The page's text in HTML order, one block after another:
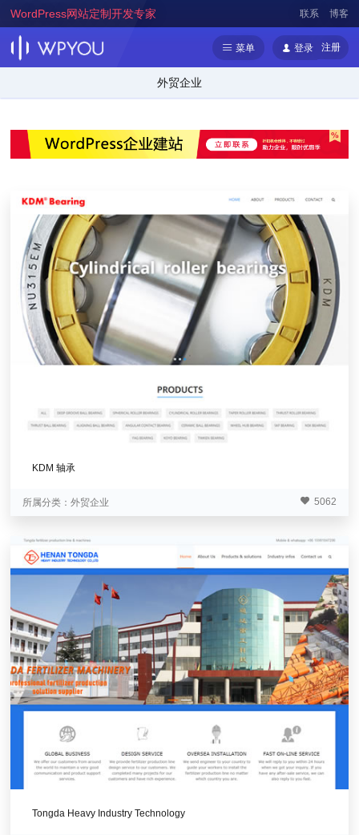
WordPress网站定制开发专家 联系 博客
菜单 登录 注册
外贸企业
KDM 轴承
所属分类：外贸企业 5062
Tongda Heavy Industry Technology